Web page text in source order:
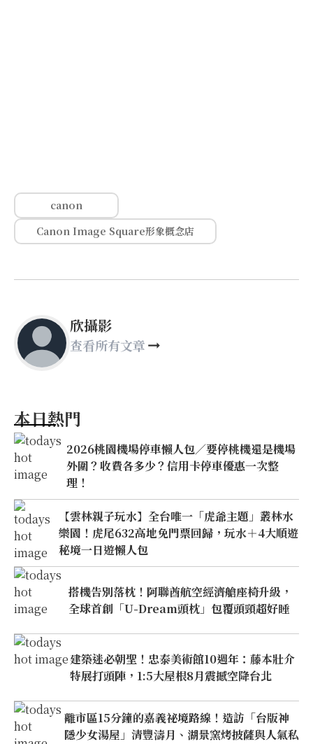
canon
Canon Image Square形象概念店
欣攝影
查看所有文章
本日熱門
2026桃園機場停車懶人包／要停桃機還是機場
外圍？收費各多少？信用卡停車優惠一次整
理！
【雲林親子玩水】全台唯一「虎爺主題」叢林水
樂園！虎尾632高地免門票回歸，玩水＋4大順遊
秘境一日遊懶人包
搭機告別落枕！阿聯酋航空經濟艙座椅升級，
全球首創「U-Dream頭枕」包覆頭頸超好睡
建築迷必朝聖！忠泰美術館10週年：藤本壯介
特展打頭陣，1:5大屋根8月震撼空降台北
離市區15分鐘的嘉義祕境路線！造訪「台版神
隱少女湯屋」清豐濤月、湖景窯烤披薩與人氣私